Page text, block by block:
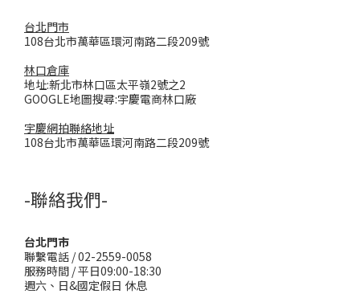
台北門市
108台北市萬華區環河南路二段209號
林口倉庫
地址:新北市林口區太平嶺2號之2
GOOGLE地圖搜尋:宇慶電商林口廠
宇慶網拍聯絡地址
108台北市萬華區環河南路二段209號
-聯絡我們-
台北門市
聯繫電話 / 02-2559-0058
服務時間 / 平日09:00-18:30
週六、日&國定假日 休息